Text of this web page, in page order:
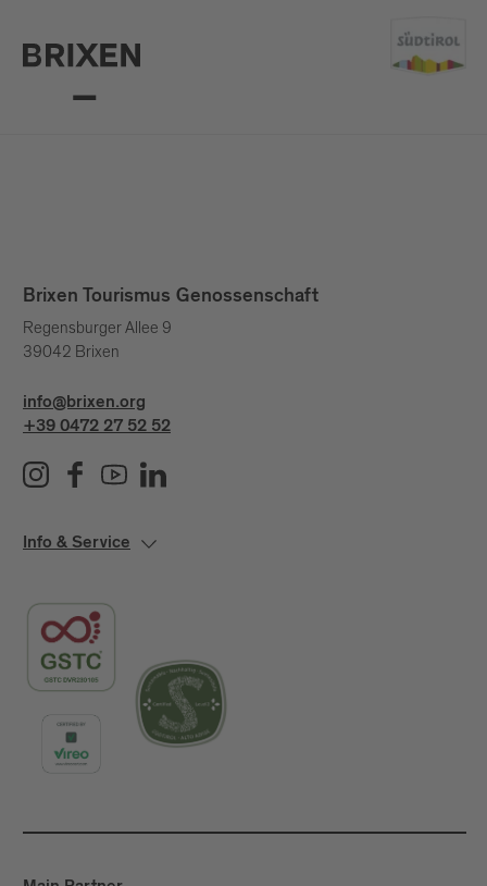
Brixen Tourismus Genossenschaft
Regensburger Allee 9
39042 Brixen
info@brixen.org
+39 0472 27 52 52
Info & Service